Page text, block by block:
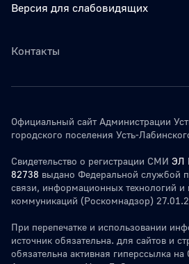
Версия для слабовидящих
Контакты
Официальный сайт Администрации
городского поселения Усть-
Свидетельство о регистрации СМИ ЭЛ
82738 выдано Федеральной службой
связи, информационных технологий и
коммуникаций (Роскомнадзор)
При перепечатке и использовании
источник обязательна. для сайтов и
обязательна активная гиперссылка